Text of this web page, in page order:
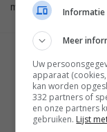
model.
Informatie
Meer
Uw
apparaat
kan worden
332 partners of
en onze partners
gebruiken. Lijst